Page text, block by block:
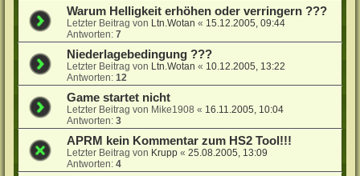
Warum Helligkeit erhöhen oder verringern ???
Letzter Beitrag von Ltn.Wotan « 15.12.2005, 09:44
Antworten:7
Niederlagebedingung ???
Letzter Beitrag von Ltn.Wotan « 10.12.2005, 13:22
Antworten:12
Game startet nicht
Letzter Beitrag von Mike1908 « 16.11.2005, 10:04
Antworten:3
APRM kein Kommentar zum HS2 Tool!!!
Letzter Beitrag von Krupp «25.08.2005, 13:09
Antworten:4